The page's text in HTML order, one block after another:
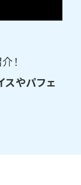
！
スやパフェ